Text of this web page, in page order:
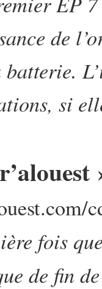
de
batterie.
si
fois
de fin